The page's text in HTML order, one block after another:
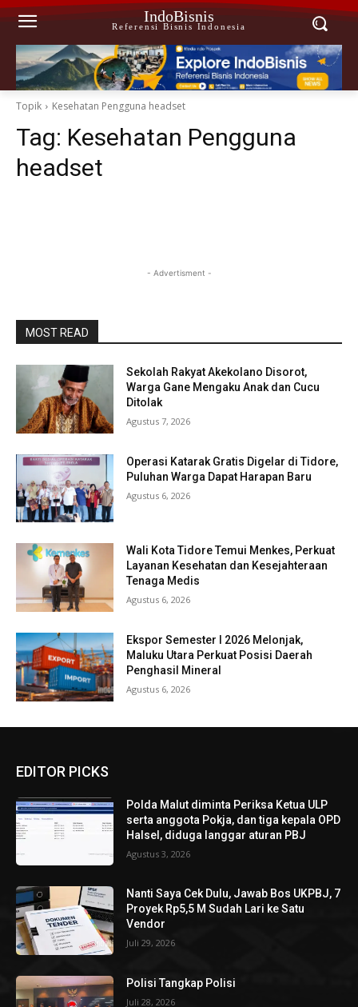
IndoBisnis
Referensi Bisnis Indonesia
Topik Kesehatan Pengguna headset
Tag: Kesehatan Pengguna
headset
- Advertisment -
MOST READ
Sekolah Rakyat Akekolano Disorot,
Warga Gane Mengaku Anak dan Cucu
Ditolak
Agustus 7, 2026
Operasi Katarak Gratis Digelar di Tidore,
Puluhan Warga Dapat Harapan Baru
Agustus 6, 2026
Wali Kota Tidore Temui Menkes, Perkuat
Layanan Kesehatan dan Kesejahteraan
Tenaga Medis
Agustus 6, 2026
Ekspor Semester I 2026 Melonjak,
Maluku Utara Perkuat Posisi Daerah
Penghasil Mineral
Agustus 6, 2026
EDITOR PICKS
Polda Malut diminta Periksa Ketua ULP
serta anggota Pokja, dan tiga kepala OPD
Halsel, diduga langgar aturan PBJ
Agustus 3, 2026
Nanti Saya Cek Dulu, Jawab Bos UKPBJ, 7
Proyek Rp5,5 M Sudah Lari ke Satu
Vendor
Juli 29, 2026
Polisi Tangkap Polisi
Juli 28, 2026